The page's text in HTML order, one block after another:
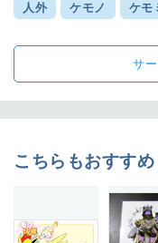
人外 ケモノ ケモ
サ
こちらもおすすめ